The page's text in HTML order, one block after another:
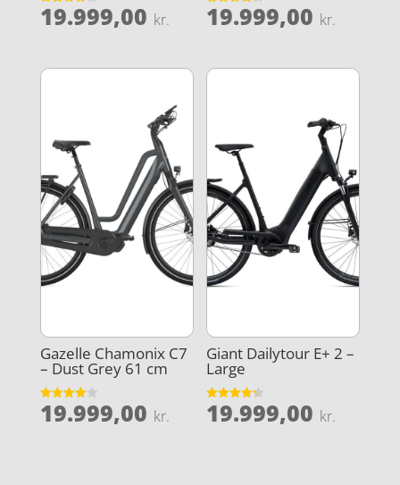
Vurderet
4.1
19.999,00 kr.
Vurderet
4.2
19.999,00 kr.
Gazelle Chamonix C7
– Dust Grey 61 cm
Vurderet
19.999,00 kr.
Giant Dailytour E+ 2 –
Large
Vurderet
4.3
19.999,00 kr.